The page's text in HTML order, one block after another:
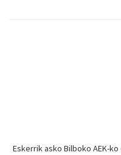
Eskerrik asko Bilboko AEK-